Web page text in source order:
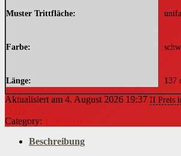
Muster Trittfläche
Farbe
Länge 137
Länge zusammengeklappt
Aktualisiert am 4. August 2026 19:37 II Preis
Category:
Beschreibung